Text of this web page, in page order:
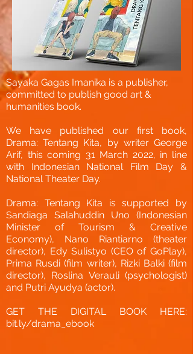
Sayaka Gagas Imanika is a publisher,
committed to publish good art &
humanities book.
We have published our first book,
Drama: Tentang Kita, by writer George
Arif, this coming 31 March 2022, in line
with Indonesian National Film Day &
National Theater Day.
Drama: Tentang Kita is supported by
Sandiaga Salahuddin Uno (Indonesian
Minister of Tourism & Creative
Economy), Nano Riantiarno (theater
director), Edy Sulistyo (CEO of GoPlay),
Prima Rusdi (film writer), Rizki Balki (film
director), Roslina Verauli (psychologist)
and Putri Ayudya (actor).
GET THE DIGITAL BOOK HERE:
bit.ly/drama_ebook